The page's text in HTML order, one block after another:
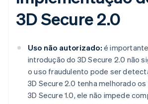
3D Secure 2.0
Uso não autorizado: é
introdução do 3D Secure 2.0 não
o uso fraudulento pode ser
3D Secure 2.0 tenha melhorado
3D Secure 1.0, ele não impede